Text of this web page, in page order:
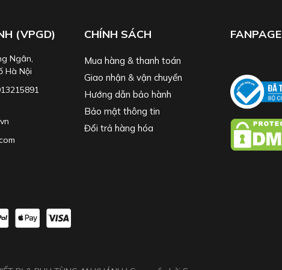
(VPGD)
Ngân,
Hà Nội
CHÍNH SÁCH
Mua hàng & thanh toán
Giao nhận & vận chuyển
Hướng dẫn bảo hành
Bảo mật thông tin
Đổi trả hàng hóa
FANPAGE